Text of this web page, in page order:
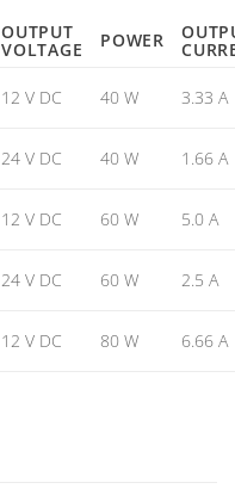
OUTPUT
VOLTAGE POWER
12 V DC 40 W 3.33 A
24 V DC 40 W 1.66 A
12 V DC 60 W 5.0 A
24 V DC 60 W 2.5 A
12 V DC 80 W 6.66 A